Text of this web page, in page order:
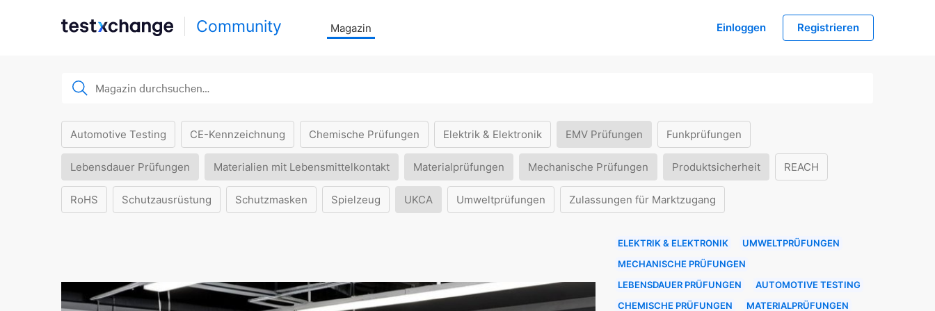
Community Magazin Einloggen Registrieren
Automotive Testing CE-Kennzeichnung Chemische Prüfungen Elektrik & Elektronik EMV Prüfungen Funkprüfungen
Lebensdauer Prüfungen Materialien mit Lebensmittelkontakt Materialprüfungen Mechanische Prüfungen Produktsicherheit REACH
RoHS Schutzausrüstung Schutzmasken Spielzeug UKCA Umweltprüfungen Zulassungen für Marktzugang
ELEKTRIK & ELEKTRONIK
UMWELTPRÜFUNGEN
MECHANISCHE PRÜFUNGEN
LEBENSDAUER PRÜFUNGEN
AUTOMOTIVE TESTING
CHEMISCHE PRÜFUNGEN
MATERIALPRÜFUNGEN